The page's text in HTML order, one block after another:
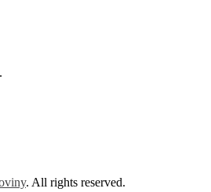
. All rights reserved.